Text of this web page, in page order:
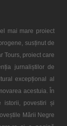
mai mare proiect
susținut de
Tours, proiect care
jurnaliștilor de
excepțional al
acestuia. În
istorii, povestiri și
Mării Negre